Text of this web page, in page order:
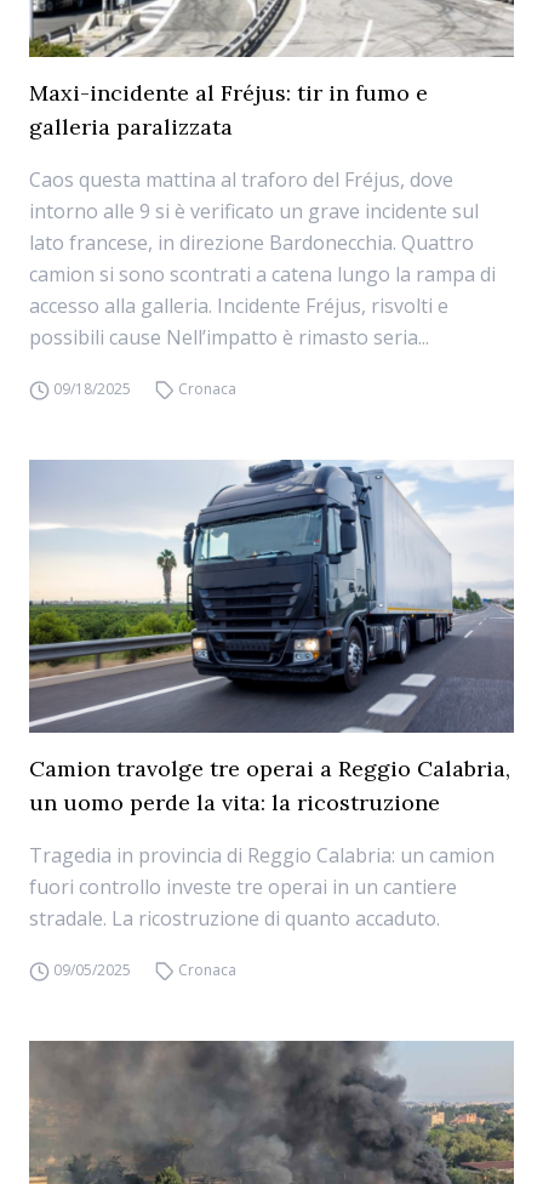
Maxi-incidente al Fréjus: tir in fumo e
galleria paralizzata
Caos questa mattina al traforo del Fréjus, dove
intorno alle 9 si è verificato un grave incidente sul
lato francese, in direzione Bardonecchia. Quattro
camion si sono scontrati a catena lungo la rampa di
accesso alla galleria. Incidente Fréjus, risvolti e
possibili cause Nell’impatto è rimasto seria...
09/18/2025 Cronaca
Camion travolge tre operai a Reggio Calabria,
un uomo perde la vita: la ricostruzione
Tragedia in provincia di Reggio Calabria: un camion
fuori controllo investe tre operai in un cantiere
stradale. La ricostruzione di quanto accaduto.
09/05/2025 Cronaca